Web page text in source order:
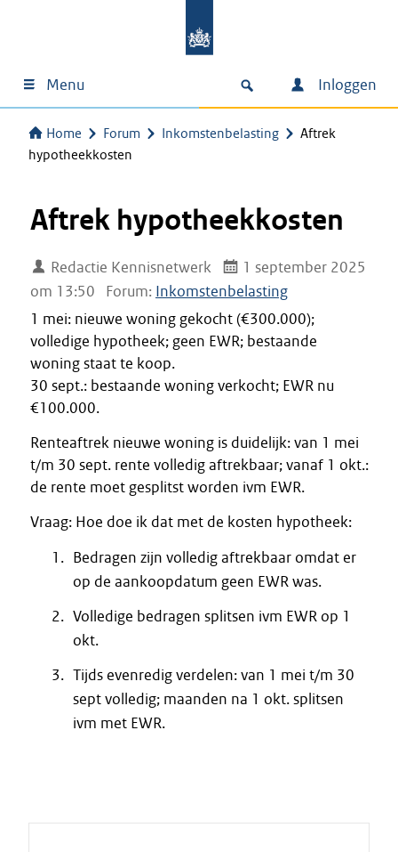
Menu Inloggen
Home Forum Inkomstenbelasting
Aftrek
hypotheekkosten
Aftrek hypotheekkosten
Redactie Kennisnetwerk
1 september 2025
om 13:50
Forum: Inkomstenbelasting
1 mei: nieuwe woning gekocht (€300.000);
volledige hypotheek; geen EWR; bestaande
woning staat te koop.
30 sept.: bestaande woning verkocht; EWR nu
€100.000.
Renteaftrek nieuwe woning is duidelijk: van 1 mei
t/m 30 sept. rente volledig aftrekbaar; vanaf 1 okt.:
de rente moet gesplitst worden ivm EWR.
Vraag: Hoe doe ik dat met de kosten hypotheek:
Bedragen zijn volledig aftrekbaar omdat er
op de aankoopdatum geen EWR was.
Volledige bedragen splitsen ivm EWR op 1
okt.
Tijds evenredig verdelen: van 1 mei t/m 30
sept volledig; maanden na 1 okt. splitsen
ivm met EWR.